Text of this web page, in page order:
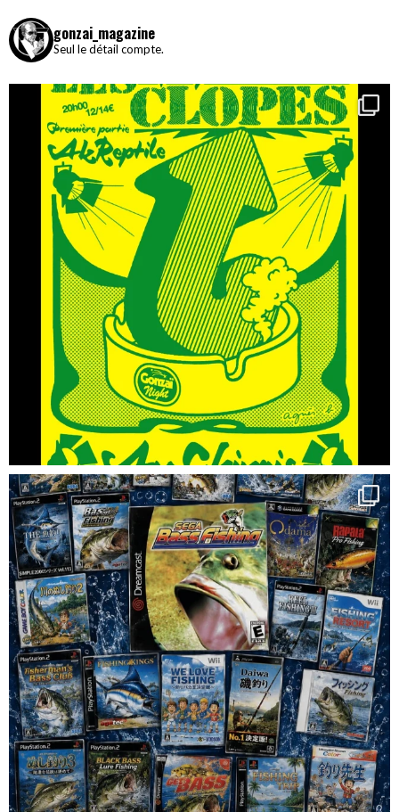
gonzai_magazine
Seul le détail compte.